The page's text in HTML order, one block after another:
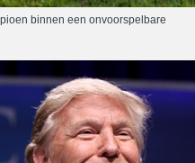
binnen een onvoorspelbare